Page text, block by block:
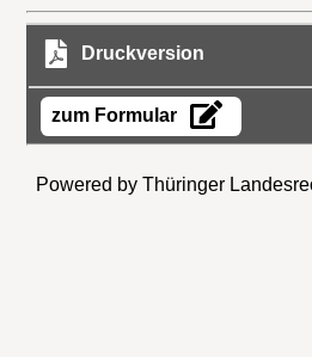
Druckversion
zum Formular
Powered by Thüringer